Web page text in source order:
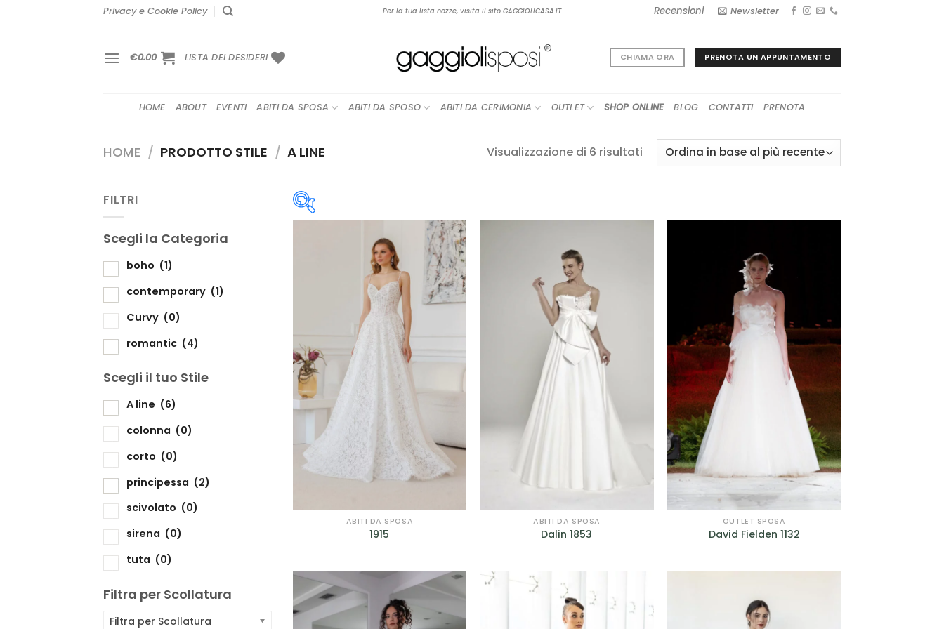
Privacy e Cookie Policy Per la tua lista nozze, visita il sito GAGGIOLICASA.IT Recensioni Newsletter
€0.00 LISTA DEI DESIDERI CHIAMA ORA PRENOTA UN APPUNTAMENTO
HOME ABOUT EVENTI ABITI DA SPOSA ABITI DA SPOSO ABITI DA CERIMONIA OUTLET SHOP ONLINE BLOG CONTATTI PRENOTA
HOME / PRODOTTO STILE / A LINE Visualizzazione di 6 risultatiOrdina
più
FILTRI
Scegli la Categoria
boho (1)
contemporary (1)
Curvy (0)
romantic (4)
Scegli il tuo Stile
A line (6)
colonna (0)
corto (0)
principessa (2)
scivolato (0)
sirena (0)
tuta (0)
Filtra per Scollatura
Filtra per Scollatura
Scegli la Categoria
(12)
contemporary (25)
Curvy
romantic (75)
Scegli il tuo Stile
A line (6)
colonna (2)
corto(1)
principessa(46)
scivolato (29)
tuta (2)
AGGIUNGI
ALLA TUA
LISTA DEI
DESIDERI
ABITI DA SPOSA
1915
LISTA DEI
DESIDERI
ABITI DA SPOSA
Dalin 1853
LISTA DEI
DESIDERI
OUTLET SPOSA
David Fielden 1132
AGGIUNGI